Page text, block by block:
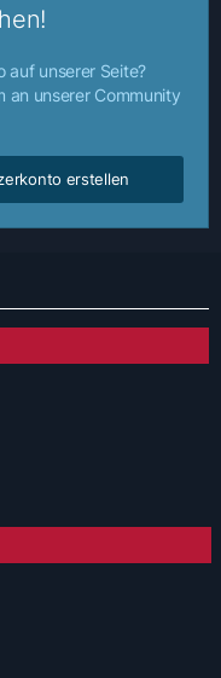
auf unserer Seite?
an unserer Community
erstellen